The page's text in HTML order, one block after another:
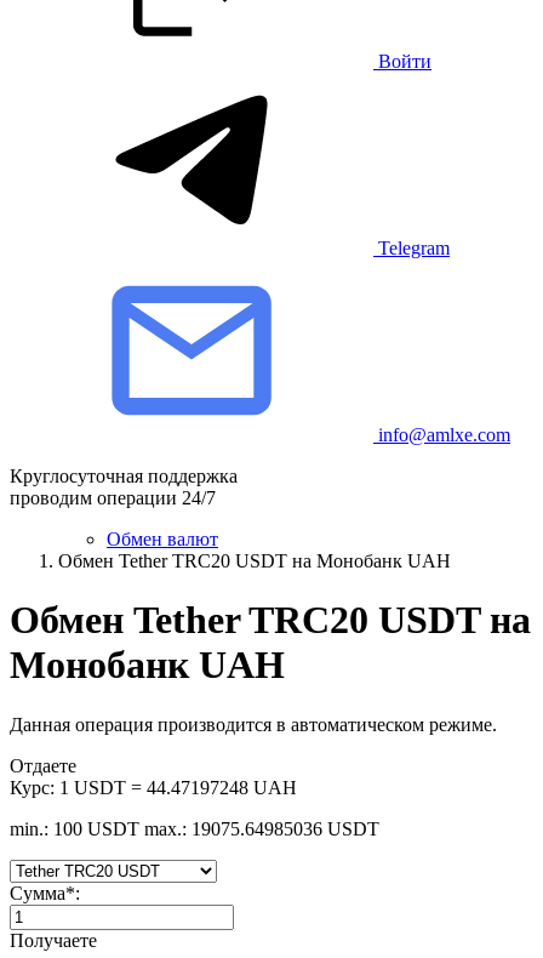
Войти
Telegram
info@amlxe.com
Круглосуточная поддержка
проводим операции 24/7
Обмен валют
Обмен Tether TRC20 USDT на Монобанк UAH
Обмен Tether TRC20 USDT на
Монобанк UAH
Данная операция производится в автоматическом режиме.
Отдаете
Курс: 1 USDT = 44.47197248 UAH
min.: 100 USDT max.: 19075.64985036 USDT
Сумма*:
Получаете